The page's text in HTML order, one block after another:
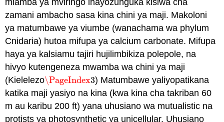
zamani ambacho sasa kina chini ya maji. Makoloni
ya matumbawe ya viumbe (wanachama wa phylum
Cnidaria) hutoa mifupa ya calcium carbonate. Mifupa
haya ya kalsiamu tajiri hujilimbikiza polepole, na
hivyo kutengeneza mwamba wa chini ya maji
(Kielelezo\PageIndex3
\PageIndex3) Matumbawe yaliyopatikana
katika maji yasiyo na kina (kwa kina cha takriban 60
m au karibu 200 ft) yana uhusiano wa mutualistic na
protists ya photosynthetic ya unicellular. Uhusiano